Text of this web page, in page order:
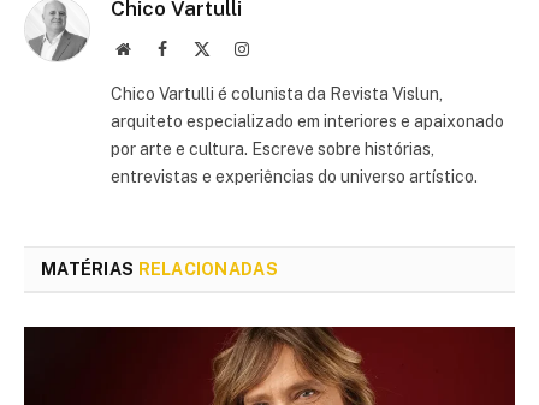
Chico Vartulli
Site Facebook Instagram
Chico Vartulli é colunista da Revista Vislun,
arquiteto especializado em interiores e apaixonado
por arte e cultura. Escreve sobre histórias,
entrevistas e experiências do universo artístico.
MATÉRIAS RELACIONADAS